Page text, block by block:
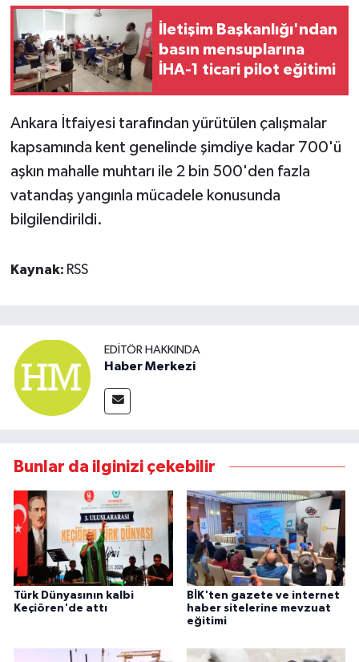
İletişim Başkanlığı'ndan
basın mensuplarına
İHA-1 ticari pilot eğitimi
Ankara İtfaiyesi tarafından yürütülen çalışmalar
kapsamında kent genelinde şimdiye kadar 700'ü
aşkın mahalle muhtarı ile 2 bin 500'den fazla
vatandaş yangınla mücadele konusunda
bilgilendirildi.
Kaynak: RSS
EDITÖR HAKKINDA
Haber Merkezi
Bunlar da ilginizi çekebilir
Türk Dünyasının kalbi
Keçiören'de attı
BİK'ten gazete ve internet
haber sitelerine mevzuat
eğitimi